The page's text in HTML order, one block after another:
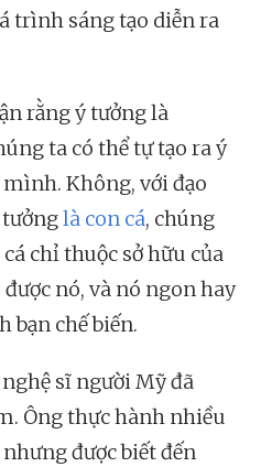
trình sáng tạo diễn ra
rằng ý tưởng là
ta có thể tự tạo ra ý
Không, với đạo
tưởnglà con cá, chúng
chỉ thuộc sở hữu của
nó, và nó ngon hay
bạn chế biến.
sĩ người Mỹ đã
Ông thực hành nhiều
được biết đến